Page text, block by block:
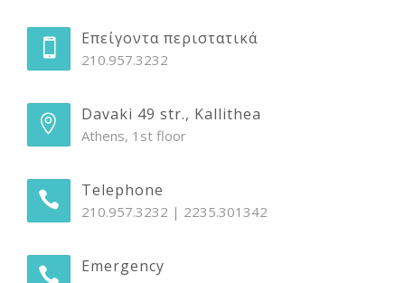
Επείγοντα περιστατικά
210.957.3232
Davaki 49 str., Kallithea
Athens, 1st floor
Telephone
210.957.3232 | 2235.301342
Emergency